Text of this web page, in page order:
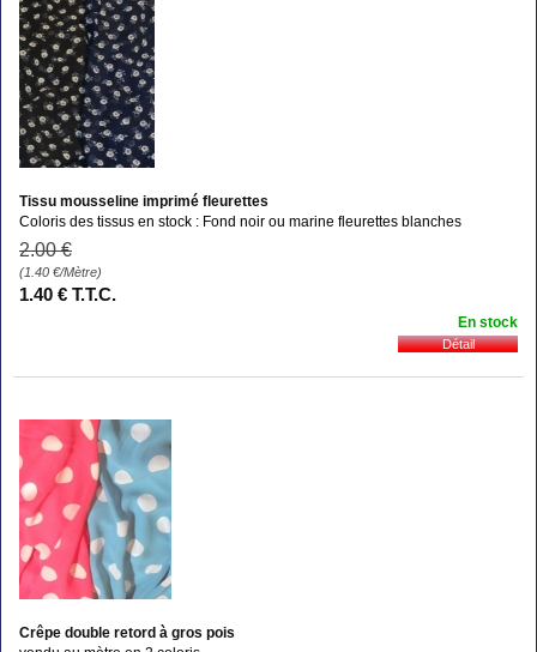
Tissu mousseline imprimé fleurettes
Coloris des tissus en stock : Fond noir ou marine fleurettes blanches
2.00 €
(1.40 €/Mètre)
1.40 € T.T.C.
En stock
Crêpe double retord à gros pois